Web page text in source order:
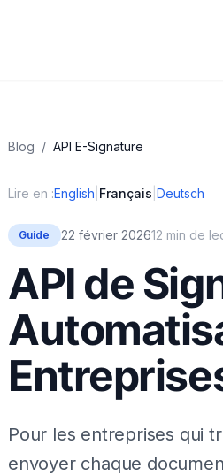
Blog / API E-Signature
Lire en :English Français Deutsch
Guide 22 février 202612 min de
API de
Pour les entreprises qui
envoyer chaque